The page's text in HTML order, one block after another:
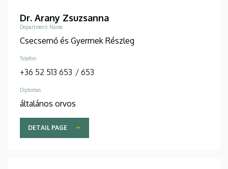
Dr. Arany Zsuzsanna
Department Name
Csecsemő és Gyermek Részleg
Telefon
+36 52 513 653 / 653
Diplomas
általános orvos
DETAIL PAGE